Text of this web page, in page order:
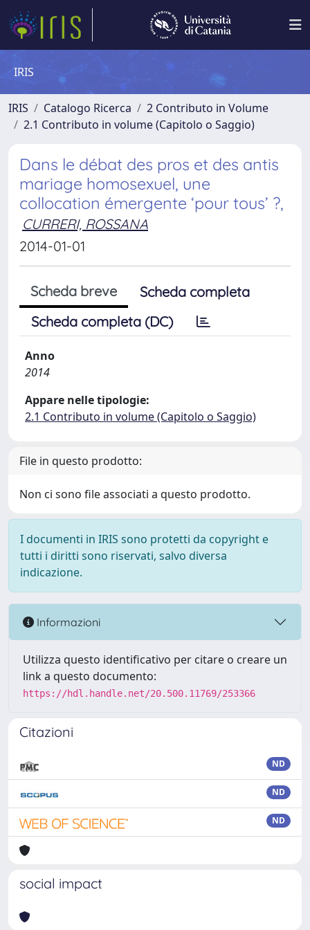
IRIS
IRIS Catalogo Ricerca
2 Contributo in Volume
2.1 Contributo in volume (Capitolo o Saggio)
Dans le débat des pros et des antis
mariage homosexuel, une
collocation émergente ‘pour tous’ ?,
CURRERI, ROSSANA
2014-01-01
Scheda breve
Scheda completa
Scheda completa (DC)
Anno
2014
Appare nelle tipologie:
2.1 Contributo in volume (Capitolo o Saggio)
File in questo prodotto:
Non ci sono file associati a questo prodotto.
I documenti in IRIS sono protetti da copyright e
tutti i diritti sono riservati, salvo diversa
indicazione.
Informazioni
Utilizza questo identificativo per citare o creare un
link a questo documento:
https://hdl.handle.net/20.500.11769/253366
Citazioni
ND
ND
ND
social impact